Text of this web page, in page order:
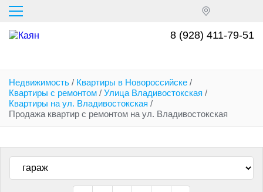
Перейти
основному
содержанию
8 (928) 411-79-51
Недвижимость / Квартиры в Новороссийске /
Квартиры с ремонтом / Улица Владивостокская /
Квартиры на ул. Владивостокская /
Продажа квартир с ремонтом на ул. Владивостокская